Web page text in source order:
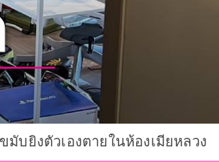
บยิงตัวเองตายในห้องเมียหลวง